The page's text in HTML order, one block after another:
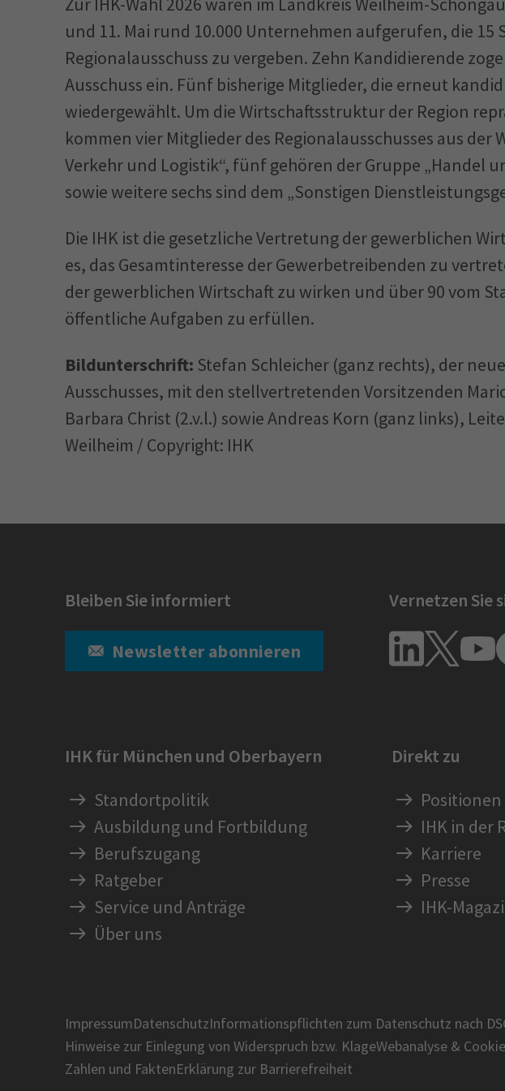
und 11. Mai rund 10.000 Unternehmen aufgerufen, die 15
Regionalausschuss zu vergeben. Zehn Kandidierende
Ausschuss ein. Fünf bisherige Mitglieder, die erneut
wiedergewählt. Um die Wirtschaftsstruktur der Region
kommen vier Mitglieder des Regionalausschusses aus der
Verkehr und Logistik“, fünf gehören der Gruppe „Handel
sowie weitere sechs sind dem „Sonstigen
Die IHK ist die gesetzliche Vertretung der gewerblichen
es, das Gesamtinteresse der Gewerbetreibenden zu
der gewerblichen Wirtschaft zu wirken und über 90 vom
öffentliche Aufgaben zu erfüllen.
Bildunterschrift: Stefan Schleicher (ganz rechts), der
Ausschusses, mit den stellvertretenden Vorsitzenden
Barbara Christ (2.v.l.) sowie Andreas Korn (ganz links),
Weilheim / Copyright: IHK
Bleiben Sie informiert
Newsletter abonnieren
Vernetzen Sie
IHK für München und Oberbayern
Standortpolitik
Ausbildung und Fortbildung
Berufszugang
Ratgeber
Service und Anträge
Über uns
Direkt zu
Positionen
IHK in der
Karriere
Presse
IHK-
ImpressumDatenschutzInformationspflichten zum Datenschutz nach
Hinweise zur Einlegung von Widerspruch bzw. KlageWebanalyse &
Zahlen und FaktenErklärung zur Barrierefreiheit